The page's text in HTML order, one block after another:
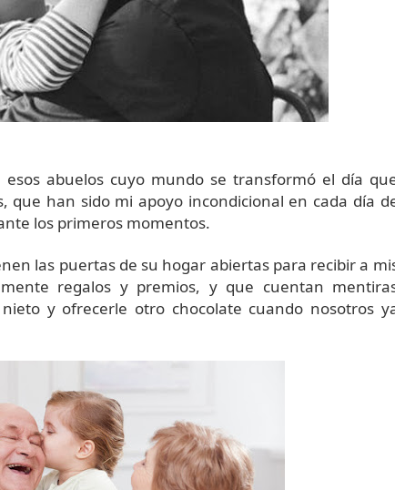
esos abuelos cuyo mundo se transformó el día
que han sido mi apoyo incondicional en cada día
los primeros momentos.
las puertas de su hogar abiertas para recibir a
regalos y premios, y que cuentan
y ofrecerle otro chocolate cuando nosotros